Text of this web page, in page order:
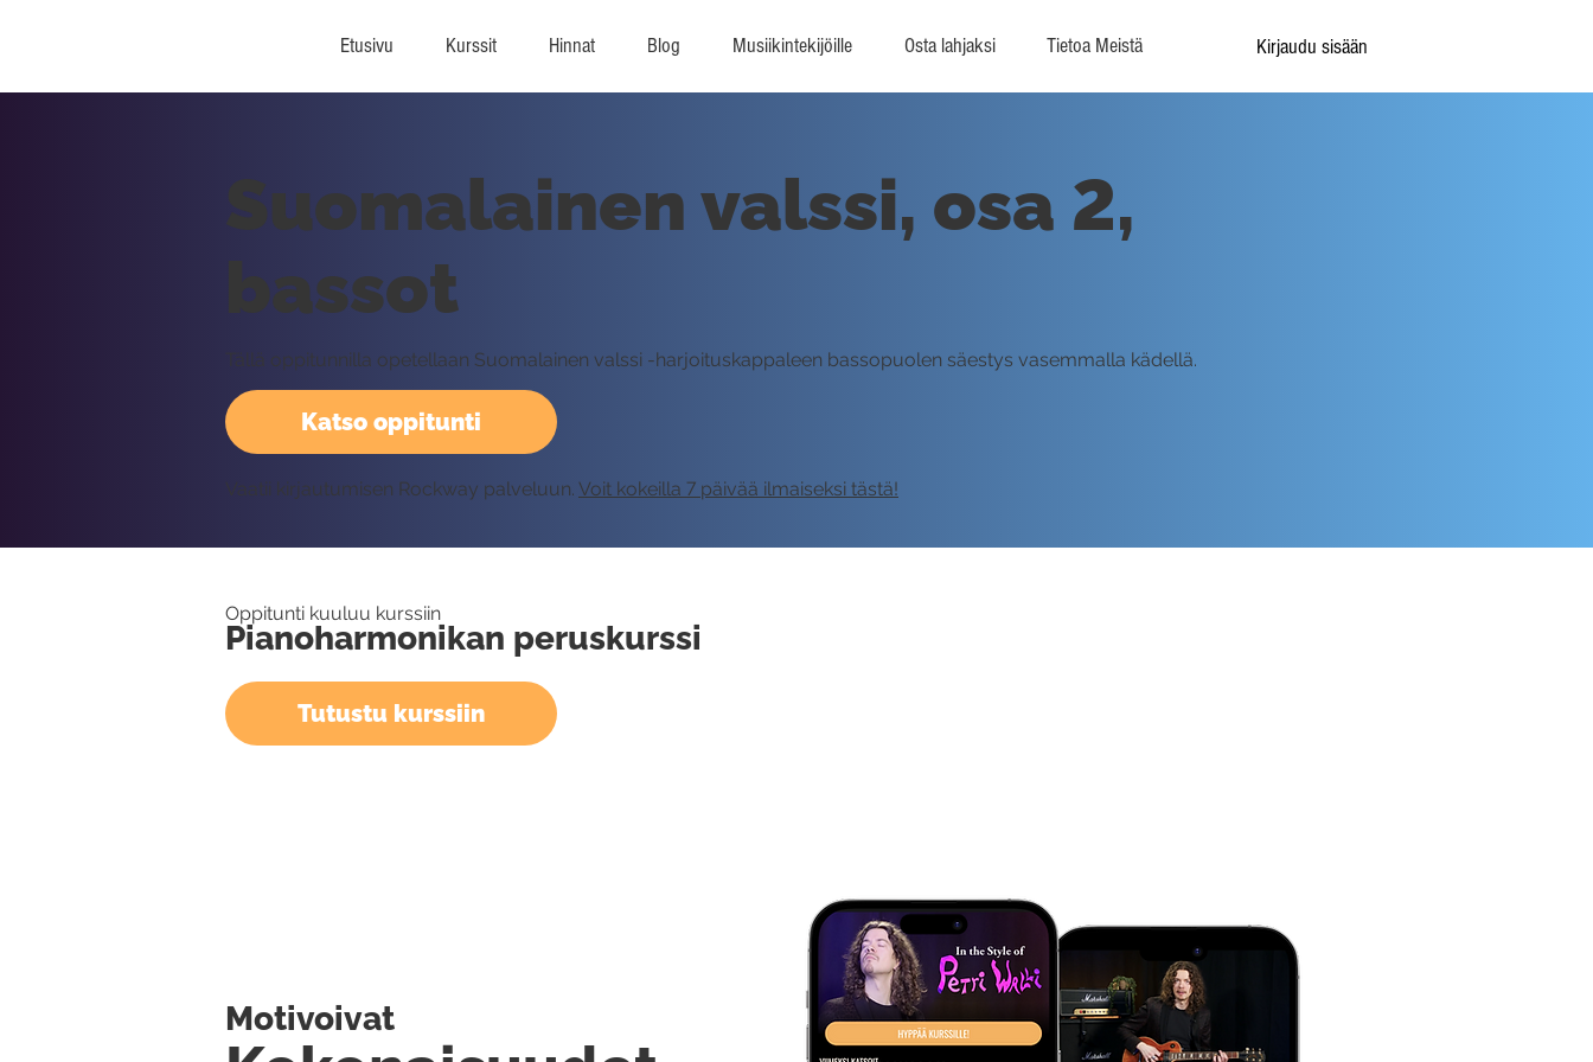
Etusivu Kurssit Hinnat Blog Musiikintekijöille Osta lahjaksi Tietoa Meistä Kirjaudu sisään
Katso oppitunti
Suomalainen valssi, osa 2,
bassot
Tällä oppitunnilla opetellaan Suomalainen valssi -harjoituskappaleen bassopuolen säestys vasemmalla kädellä.
Vaatii kirjautumisen Rockway palveluun. Voit kokeilla 7 päivää ilmaiseksi tästä!
Oppitunti kuuluu kurssiin
Pianoharmonikan peruskurssi
Tutustu kurssiin
Motivoivat